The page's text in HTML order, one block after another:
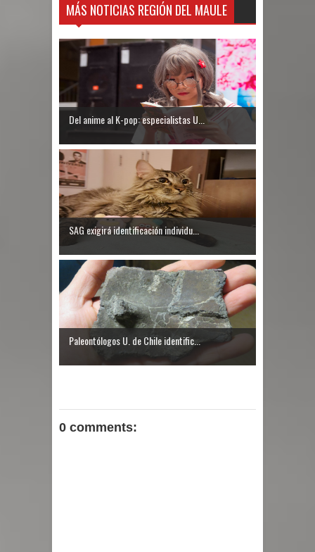
MÁS NOTICIAS REGIÓN DEL MAULE
Del anime al K-pop: especialistas U...
SAG exigirá identificación individu...
Paleontólogos U. de Chile identific...
0 comments: